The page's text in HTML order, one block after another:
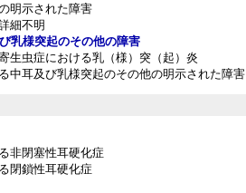
明示された障害
細不明
乳様突起のその他の障害
生虫症における乳（様）突（起）炎
中耳及び乳様突起のその他の明示された障害
非閉塞性耳硬化症
閉鎖性耳硬化症